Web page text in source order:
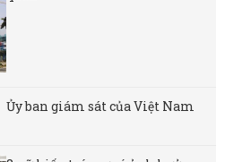
Ủy ban giám sát của Việt Nam